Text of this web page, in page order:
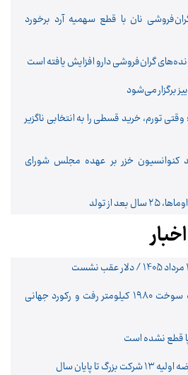
نان با قطع سهمیه آرد برخورد
گران‌فروشی دارو افزایش یافته است
برگزار می‌شود
وقتی تورم، خرید قسطی را به انتخابی ناگزیر
کنوانسیون خزر بر عهده مجلس شورای
از تولد
نیسان قشقایی با یک باک سوخت ۱۹۸۰ کیلومتر رفت و رکورد جهانی
قطع نشده است
تا پایان سال